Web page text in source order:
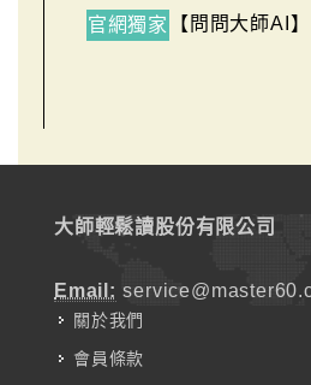
官網獨家 【問問大師AI】
大師輕鬆讀股份有限公司
Email:
關於我們
會員條款